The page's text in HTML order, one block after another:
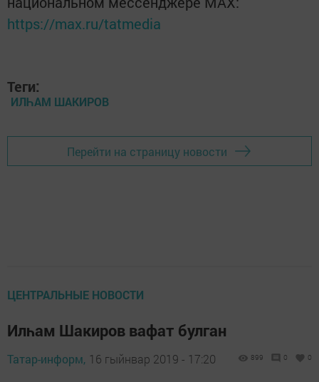
https://max.ru/tatmedia
Теги:
ИЛҺАМ ШАКИРОВ
Перейти на страницу новости
ЦЕНТРАЛЬНЫЕ НОВОСТИ
Илһам Шакиров вафат булган
Татар-информ, 16 гыйнвар 2019 - 17:20 899 0 0